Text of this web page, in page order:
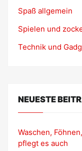
Spaß allgemein
Spielen und
Technik und
NEUESTE
Waschen,
pflegt es auch